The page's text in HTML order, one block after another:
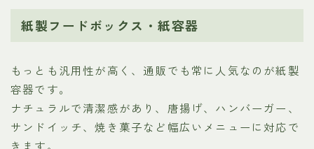
紙製フードボックス・紙容器
もっとも汎用性が高く、通販でも常に人気なのが紙製
容器です。
ナチュラルで清潔感があり、唐揚げ、ハンバーガー、
サンドイッチ、焼き菓子など幅広いメニューに対応で
きます。